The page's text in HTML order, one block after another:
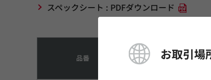
お取引場
スペックシート : PDFダウンロード
品番
インピーダ